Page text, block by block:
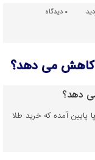
دیدگاه
کاهش می دهد؟
آمده که خرید طلا